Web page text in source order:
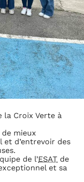
la Croix Verte à
mieux
d’entrevoir des
de l’ESAT de
et sa